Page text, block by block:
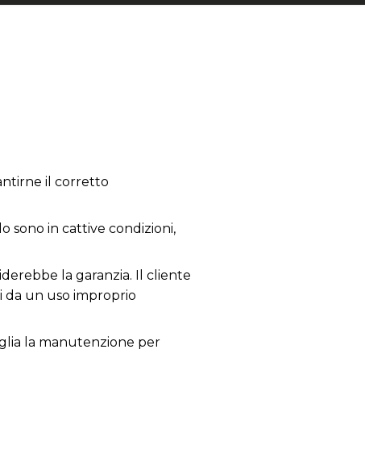
il corretto
sono in cattive condizioni,
la garanzia. Il cliente
da un uso improprio
la manutenzione per